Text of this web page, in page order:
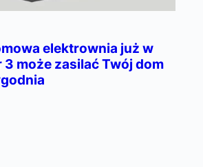
elektrownia już w
3 może zasilać Twój dom